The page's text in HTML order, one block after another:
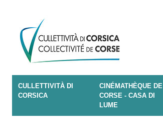
CULLETTIVITÀ DI
CORSICA
CINÉMATHÈQUE DE
CORSE - CASA DI
LUME